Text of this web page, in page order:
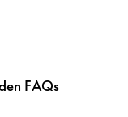
FAQs